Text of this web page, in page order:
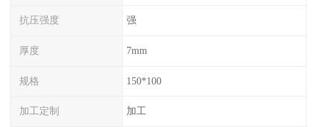
抗压强度 强
厚度 7mm
规格 150*100
加工定制 加工